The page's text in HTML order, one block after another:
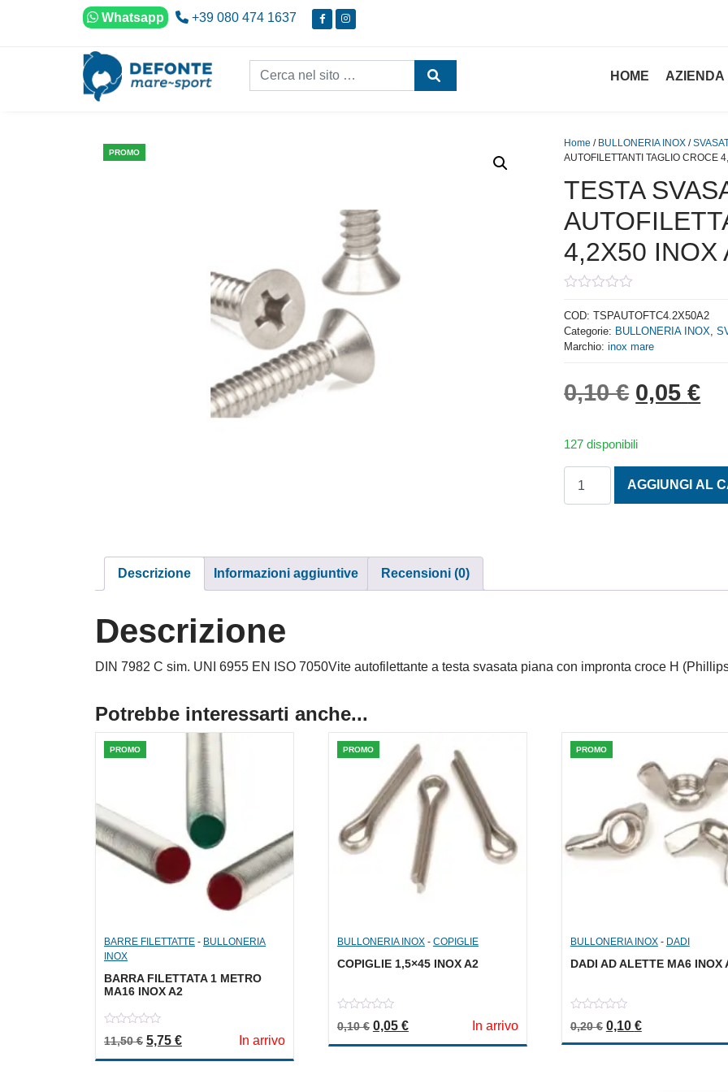
Vai al contenuto
Whatsapp +39 080 474 1637
Cerca nel sito...
HOME AZIENDA
PROMO
Home / BULLONERIA INOX /
AUTOFILETTANTI TAGLIO CROCE
TESTA
4,2X50 INOX
out
of
5
COD:TSPAUTOFTC4.2X50A2
Categorie: BULLONERIA INOX,
Marchio:inox mare
0,10€ Il
0,05€Il
127 disponibili
AGGIUNGI AL
Descrizione Informazioni aggiuntive Recensioni (0)
Descrizione
DIN 7982 C sim. UNI 6955 EN ISO 7050Vite autofilettante a testa svasata piana con impronta croce H
Potrebbe interessarti anche...
PROMO
BARRE FILETTATTE - BULLONERIA
INOX
BARRA FILETTATA 1 METRO
MA16 INOX A2
out
11,50€ Il prezzo originale era: 11,50 €.
5,75 €Il prezzo attuale è: 5,75 €.
In arrivo
PROMO
BULLONERIA INOX- COPIGLIE
COPIGLIE 1,5×45 INOX A2
out
0,10€ Il prezzo originale era: 0,10 €.
0,05 €Il prezzo attuale è: 0,05 €.
In arrivo
PROMO
BULLONERIA INOX- DADI
DADI AD ALETTE MA6 INOX
out
of
0,20€ Il prezzo originale
0,10 €Il prezzo